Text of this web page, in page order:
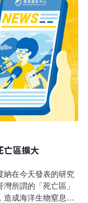
學家表示，人類狂
人最後一次確切見到
哥尤卡坦半島之間的
年，加勒比僧海豹
於1979年納入瀕危物
查幾個尚未證實的回
海豹。科學家無法確
亡區擴大
納在今天發表的研究
所謂的「死亡區」
造成海洋生物窒息。